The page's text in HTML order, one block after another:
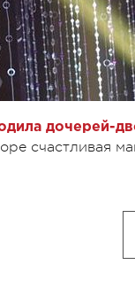
дочерей-
счастливая